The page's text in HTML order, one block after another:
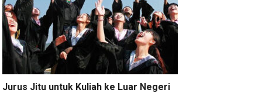
Jurus Jitu untuk Kuliah ke Luar Negeri